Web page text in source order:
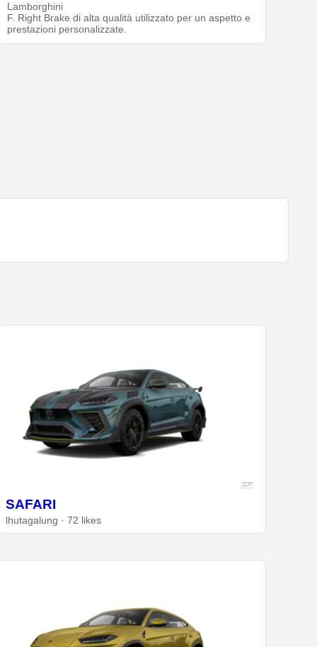
Lamborghini
F. Right Brake di alta qualità utilizzato per un aspetto e
prestazioni personalizzate.
SAFARI
lhutagalung · 72 likes